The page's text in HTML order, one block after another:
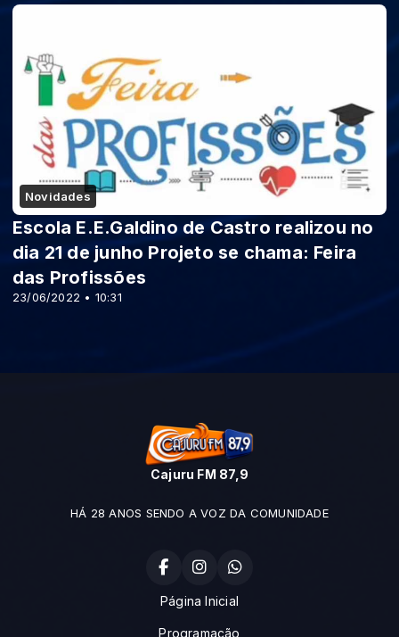
Novidades
23/06/2022 • 10:31
Escola E.E.Galdino de Castro realizou no
dia 21 de junho Projeto se chama: Feira
das Profissões
Cajuru FM 87,9
HÁ 28 ANOS SENDO A VOZ DA COMUNIDADE
Página Inicial
Programação